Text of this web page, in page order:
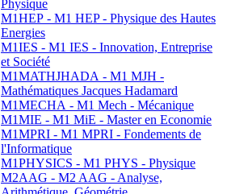
Physique
M1HEP - M1 HEP - Physique des Hautes
Energies
M1IES - M1 IES - Innovation, Entreprise
et Société
M1MATHJHADA - M1 MJH -
Mathématiques Jacques Hadamard
M1MECHA - M1 Mech - Mécanique
M1MIE - M1 MiE - Master en Economie
M1MPRI - M1 MPRI - Fondements de
l'Informatique
M1PHYSICS - M1 PHYS - Physique
M2AAG - M2 AAG - Analyse,